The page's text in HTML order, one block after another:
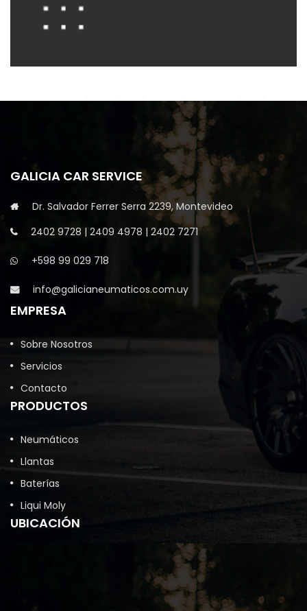
GALICIA CAR SERVICE
Dr. Salvador Ferrer Serra 2239, Montevideo
2402 9728 | 2409 4978 | 2402 7271
+598 99 029 718
info@galicianeumaticos.com.uy
EMPRESA
Sobre Nosotros
Servicios
Contacto
PRODUCTOS
Neumáticos
Llantas
Baterías
Liqui Moly
UBICACIÓN